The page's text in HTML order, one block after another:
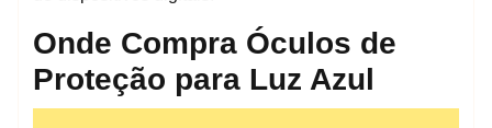
Onde Compra Óculos de
Proteção para Luz Azul